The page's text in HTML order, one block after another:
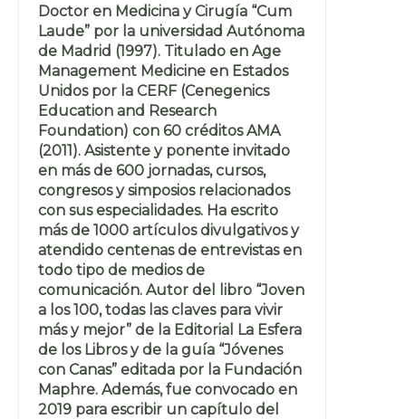
Doctor en Medicina y Cirugía “Cum
Laude” por la universidad Autónoma
de Madrid (1997). Titulado en Age
Management Medicine en Estados
Unidos por la CERF (Cenegenics
Education and Research
Foundation) con 60 créditos AMA
(2011). Asistente y ponente invitado
en más de 600 jornadas, cursos,
congresos y simposios relacionados
con sus especialidades. Ha escrito
más de 1000 artículos divulgativos y
atendido centenas de entrevistas en
todo tipo de medios de
comunicación. Autor del libro “Joven
a los 100, todas las claves para vivir
más y mejor” de la Editorial La Esfera
de los Libros y de la guía “Jóvenes
con Canas” editada por la Fundación
Maphre. Además, fue convocado en
2019 para escribir un capítulo del